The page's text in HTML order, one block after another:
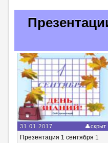
31.01.2017 скрыт
Презентация 1 сентября 1